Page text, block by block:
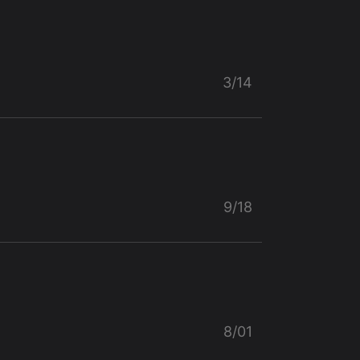
3/14
9/18
8/01